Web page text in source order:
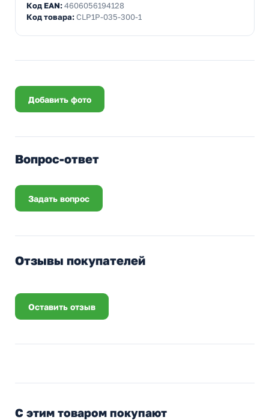
Код EAN:4606056194128
Код товара:CLP1P-035-300-1
Добавить фото
Вопрос-ответ
Задать вопрос
Отзывы покупателей
Оставить отзыв
С этим товаром покупают